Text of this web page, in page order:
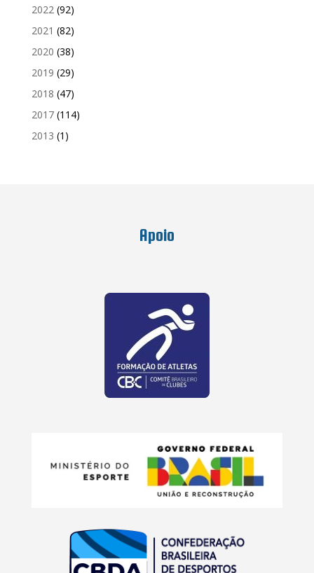
2022 (92)
2021 (82)
2020 (38)
2019 (29)
2018 (47)
2017(114)
2013 (1)
Apoio